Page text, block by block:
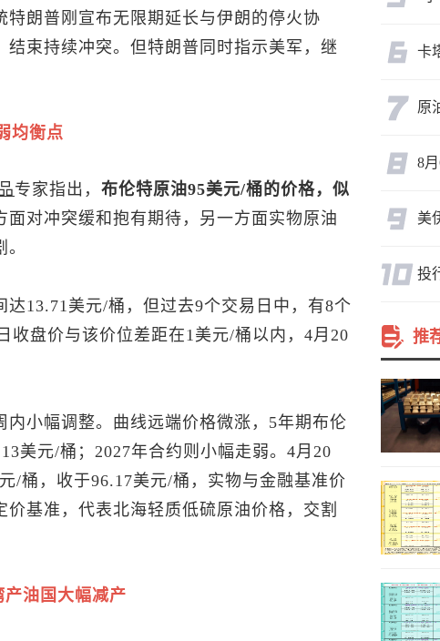
特朗普刚宣布无限期延长与伊朗的停火协
束持续冲突。但特朗普同时指示美军，继
均衡点
专家指出， 布伦特原油95美元/桶的价格，似
面对冲突缓和抱有期待，另一方面实物原油
达13.71美元/桶，但过去9个交易日中，有8个
收盘价与该价位差距在1美元/桶以内，4月20
小幅调整。曲线远端价格微涨，5年期布伦
美元/桶；2027年合约则小幅走弱。4月20
/桶，收于96.17美元/桶，实物与金融基准价
基准，代表北海轻质低硫原油价格，交割
油国大幅减产
推